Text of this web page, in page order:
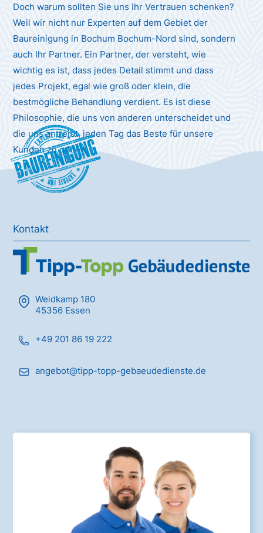
Doch warum sollten Sie uns Ihr Vertrauen schenken?
Weil wir nicht nur Experten auf dem Gebiet der
Baureinigung in Bochum Bochum-Nord sind, sondern
auch Ihr Partner. Ein Partner, der versteht, wie
wichtig es ist, dass jedes Detail stimmt und dass
jedes Projekt, egal wie groß oder klein, die
bestmögliche Behandlung verdient. Es ist diese
Philosophie, die uns von anderen unterscheidet und
die uns antreibt, jeden Tag das Beste für unsere
Kunden zu geben.
Baureinigung
Kontakt
Weidkamp 180
45356 Essen
+49 201 86 19 222
angebot@tipp-topp-gebaeudedienste.de